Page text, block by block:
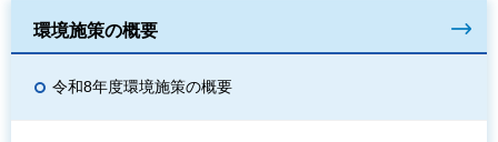
環境施策の概要
令和8年度環境施策の概要